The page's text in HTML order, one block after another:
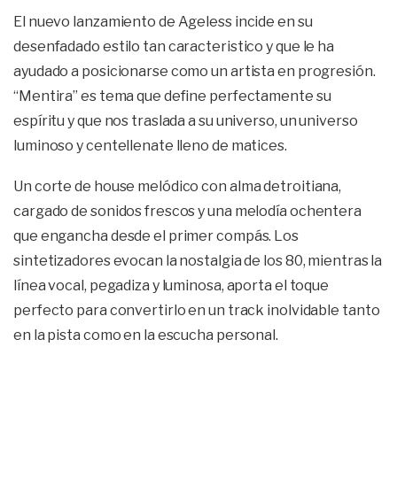
El nuevo lanzamiento de Ageless incide en su
desenfadado estilo tan caracteristico y que le ha
ayudado a posicionarse como un artista en progresión.
“Mentira” es tema que define perfectamente su
espíritu y que nos traslada a su universo, un universo
luminoso y centellenate lleno de matices.
Un corte de house melódico con alma detroitiana,
cargado de sonidos frescos y una melodía ochentera
que engancha desde el primer compás. Los
sintetizadores evocan la nostalgia de los 80, mientras la
línea vocal, pegadiza y luminosa, aporta el toque
perfecto para convertirlo en un track inolvidable tanto
en la pista como en la escucha personal.